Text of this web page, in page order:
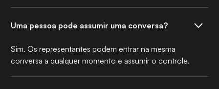
Uma pessoa pode assumir uma conversa?
Sim. Os representantes podem entrar na mesma
conversa a qualquer momento e assumir o controle.